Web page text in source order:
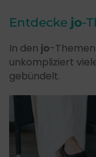
Entdecke jo-
In den jo-
unkompliziert
gebündelt.